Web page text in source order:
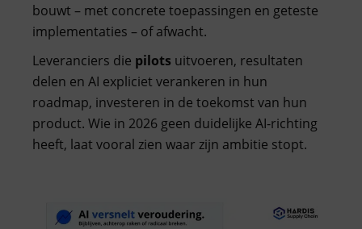
bouwt – met concrete toepassingen en geteste
implementaties – of afwacht.
Leveranciers die pilots uitvoeren, resultaten
delen en AI expliciet verankeren in hun
roadmap, investeren in de toekomst van hun
product. Wie in 2026 geen duidelijke AI-richting
heeft, laat vooral zien waar zijn ambitie stopt.